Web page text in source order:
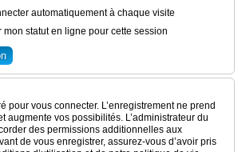
automatiquement à chaque visite
mon statut en ligne pour cette session
pour vous connecter. L’enregistrement ne prend
augmente vos possibilités. L’administrateur du
des permissions additionnelles aux
de vous enregistrer, assurez-vous d’avoir pris